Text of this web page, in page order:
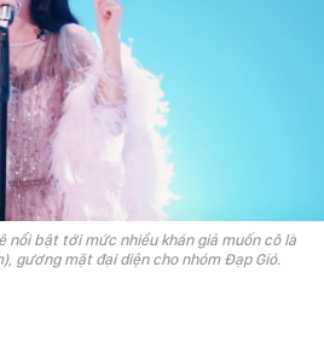
nổi bật tới mức nhiều khán giả muốn cô là
gương mặt đại diện cho nhóm Đạp Gió.